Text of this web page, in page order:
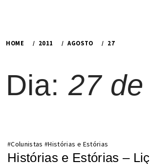
HOME 2011 AGOSTO 27
Dia: 27
#Colunistas #Histórias e Estórias
Histórias e Estórias –